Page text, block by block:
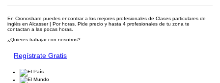
En Cronoshare puedes encontrar a los mejores profesionales de Clases particulares de
inglés en Alcasser | Por horas. Pide precio y hasta 4 profesionales de tu zona te
contactan a las pocas horas.
¿Quieres trabajar con nosotros?
Regístrate Gratis